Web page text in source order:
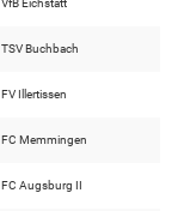
VfB Eichstätt
TSV Buchbach
FV Illertissen
FC Memmingen
FC Augsburg II